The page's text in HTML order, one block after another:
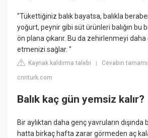
"Tükettiğiniz balık bayatsa, balıkla
yoğurt, peynir gibi süt ürünleri balığın bu
ön plana çıkarır. Bu da zehirlenmeyi
etmenizi sağlar. "
Kaynak kaldırma talebi |Cevabın
cnnturk.com
Balık kaç gün yemsiz kalır?
Bir aylıktan daha genç yavruların dışında
hatta birkaç hafta zarar görmeden aç